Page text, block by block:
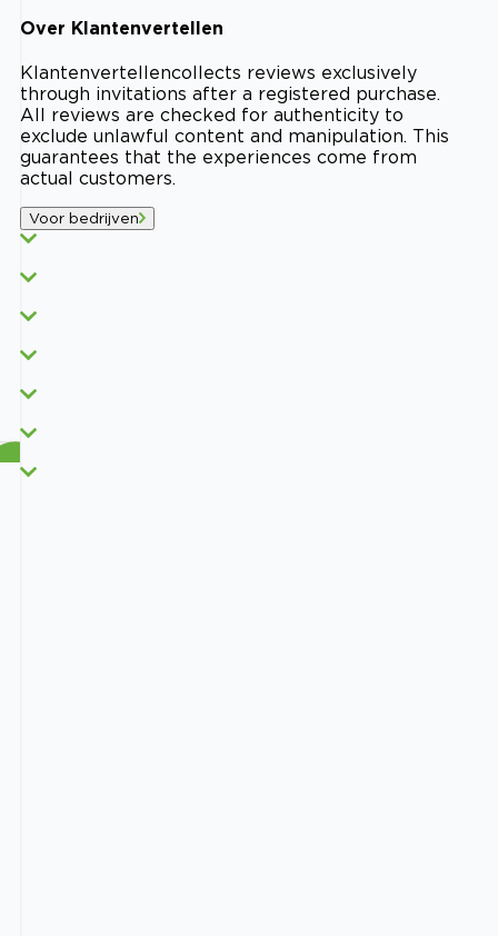
Over Klantenvertellen
Klantenvertellencollects reviews exclusively
through invitations after a registered purchase.
All reviews are checked for authenticity to
exclude unlawful content and manipulation. This
guarantees that the experiences come from
actual customers.
Voor bedrijven